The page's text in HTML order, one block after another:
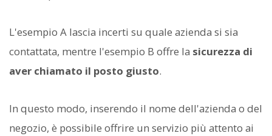
L'esempio A lascia incerti su quale azienda si sia
contattata, mentre l'esempio B offre la sicurezza di
aver chiamato il posto giusto.
In questo modo, inserendo il nome dell'azienda o del
negozio, è possibile offrire un servizio più attento ai